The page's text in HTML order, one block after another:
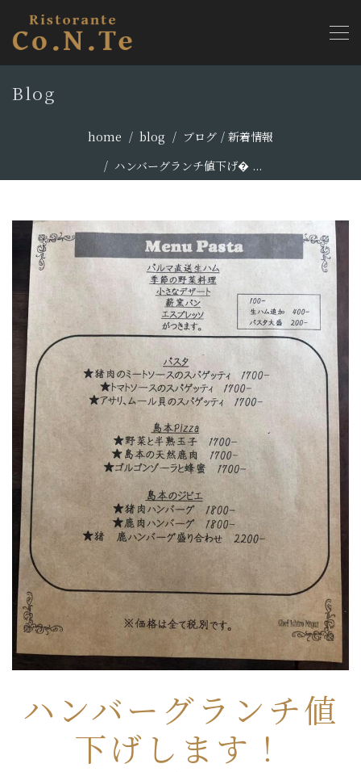
Blog
home blog ブログ
新着情報
ハンバーグランチ値下げ� ...
ハンバーグランチ値
下げします！